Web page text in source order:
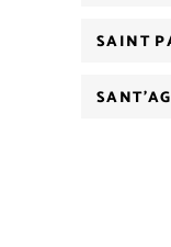
SAINT